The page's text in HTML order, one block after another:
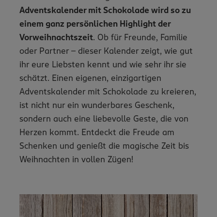
Adventskalender mit Schokolade wird so zu
einem ganz persönlichen Highlight der
Vorweihnachtszeit. Ob für Freunde, Familie
oder Partner – dieser Kalender zeigt, wie gut
ihr eure Liebsten kennt und wie sehr ihr sie
schätzt. Einen eigenen, einzigartigen
Adventskalender mit Schokolade zu kreieren,
ist nicht nur ein wunderbares Geschenk,
sondern auch eine liebevolle Geste, die von
Herzen kommt. Entdeckt die Freude am
Schenken und genießt die magische Zeit bis
Weihnachten in vollen Zügen!